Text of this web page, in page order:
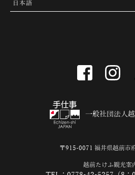
facebook
一般社団法人
〒915-0071 福井県越前市
越前たけふ観光案